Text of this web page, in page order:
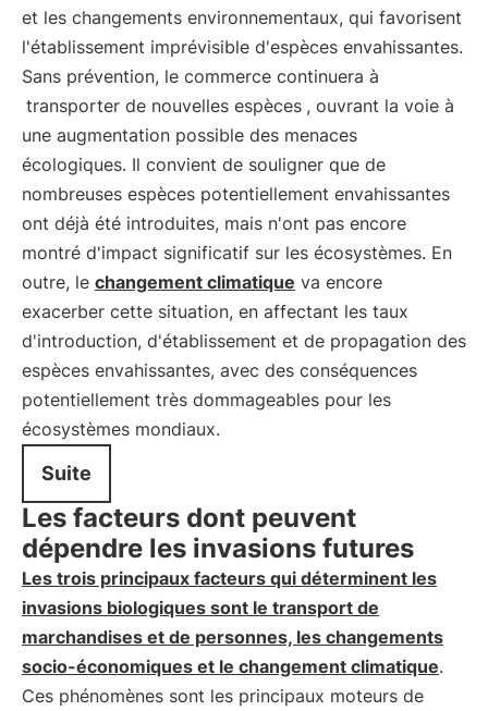
et les changements environnementaux, qui favorisent
l'établissement imprévisible d'espèces envahissantes.
Sans prévention, le commerce continuera à
transporter de nouvelles espèces , ouvrant la voie à
une augmentation possible des menaces
écologiques. Il convient de souligner que de
nombreuses espèces potentiellement envahissantes
ont déjà été introduites, mais n'ont pas encore
montré d'impact significatif sur les écosystèmes. En
outre, le changement climatique va encore
exacerber cette situation, en affectant les taux
d'introduction, d'établissement et de propagation des
espèces envahissantes, avec des conséquences
potentiellement très dommageables pour les
écosystèmes mondiaux.
Suite
Les facteurs dont peuvent
dépendre les invasions futures
Les trois principaux facteurs qui déterminent les
invasions biologiques sont le transport de
marchandises et de personnes, les changements
socio-économiques et le changement climatique.
Ces phénomènes sont les principaux moteurs de